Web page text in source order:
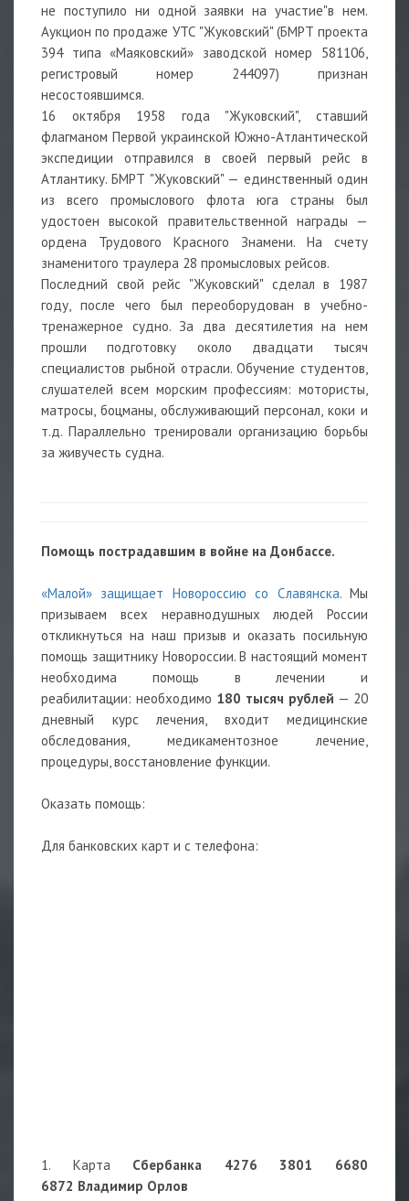
не поступило ни одной заявки на участие"в нем.
Аукцион по продаже УТС "Жуковский" (БМРТ проекта
394 типа «Маяковский» заводской номер 581106,
регистровый номер 244097) признан
несостоявшимся.
16 октября 1958 года "Жуковский", ставший
флагманом Первой украинской Южно-Атлантической
экспедиции отправился в своей первый рейс в
Атлантику. БМРТ "Жуковский" — единственный один
из всего промыслового флота юга страны был
удостоен высокой правительственной награды —
ордена Трудового Красного Знамени. На счету
знаменитого траулера 28 промысловых рейсов.
Последний свой рейс "Жуковский" сделал в 1987
году, после чего был переоборудован в учебно-
тренажерное судно. За два десятилетия на нем
прошли подготовку около двадцати тысяч
специалистов рыбной отрасли. Обучение студентов,
слушателей всем морским профессиям: мотористы,
матросы, боцманы, обслуживающий персонал, коки и
т.д. Параллельно тренировали организацию борьбы
за живучесть судна.
Помощь пострадавшим в войне на Донбассе.
«Малой» защищает Новороссию со Славянска.Мы
призываем всех неравнодушных людей России
откликнуться на наш призыв и оказать посильную
помощь защитнику Новороссии. В настоящий момент
необходима помощь в лечении и
реабилитации: необходимо 180 тысяч рублей — 20
дневный курс лечения, входит медицинские
обследования, медикаментозное лечение,
процедуры, восстановление функции.
Оказать помощь:
Для банковских карт и с телефона:
1. Карта Сбербанка 4276 3801 6680
6872 Владимир Орлов